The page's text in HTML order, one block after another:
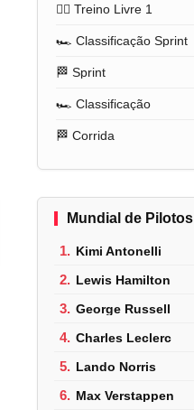
🏋️‍♂️ Treino Livre 1
🏎️ Classificação Sprint
🏁 Sprint
🏎️ Classificação
🏁 Corrida
Mundial de Pilotos
1. Kimi Antonelli
2. Lewis Hamilton
3. George Russell
4. Charles Leclerc
5. Lando Norris
6. Max Verstappen